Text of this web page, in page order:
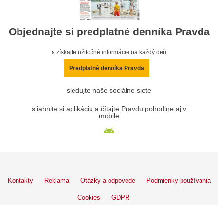
Objednajte si predplatné denníka Pravda
a získajte užitočné informácie na každý deň
Predplatné denníka Pravda
sledujte naše sociálne siete
stiahnite si aplikáciu a čítajte Pravdu pohodlne aj v
mobile
Kontakty Reklama Otázky a odpovede Podmienky používania
Cookies GDPR